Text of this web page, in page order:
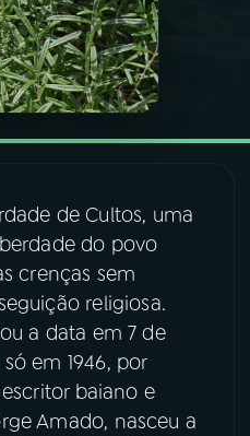
Facebook
X
de Cultos, uma
do povo
crenças sem
religiosa.
a data em 7 de
em 1946, por
baiano e
Amado, nasceu a